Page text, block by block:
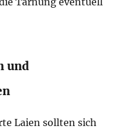
und
Laien sollten sich